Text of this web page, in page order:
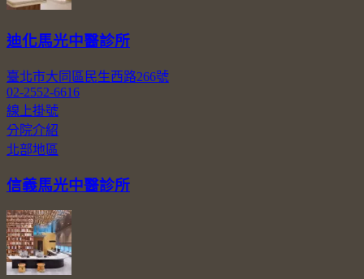
迪化馬光中醫診所
臺北市大同區民生西路266號
02-2552-6616
線上掛號
分院介紹
北部地區
信義馬光中醫診所